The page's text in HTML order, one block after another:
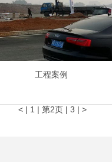
工程案例
< | 1 | 第2页 | 3 | >